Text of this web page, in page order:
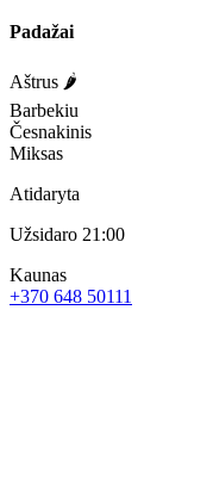
Padažai
Aštrus 🌶️
Barbekiu
Česnakinis
Miksas
Atidaryta
Užsidaro 21:00
Kaunas
+370 648 50111